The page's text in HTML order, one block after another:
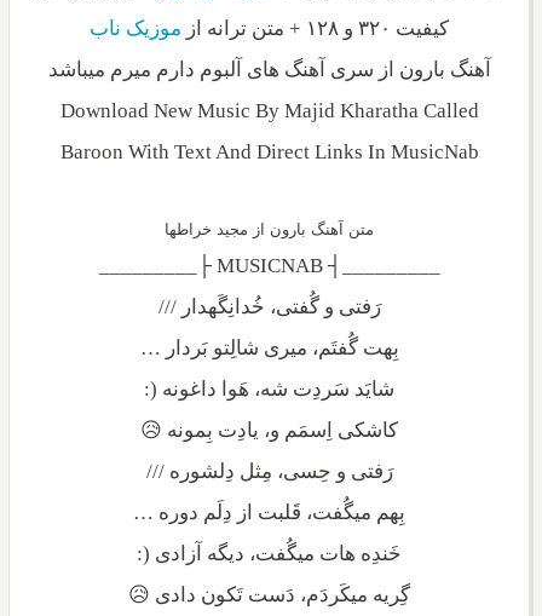
کیفیت ۳۲۰ و ۱۲۸ + متن ترانه از
موزیک ناب
آهنگ بارون از سری آهنگ های آلبوم دارم میرم میباشد
Download New Music By Majid Kharatha Called
Baroon With Text And Direct Links In MusicNab
متن آهنگ بارون از مجید خراطها
_________┤ MUSICNAB ├_________
رَفتی و گُفتی، خُدانِگَهدار ///
بِهت گُفتَم، میری شالِتو بَردار …
شایَد سَردِت شه، هَوا داغونه (:
کاشکی اِسمَم و، یادِت بِمونه 😥
رَفتی و حِسی، مِثل دِلشوره ///
بِهم میگُفت، قَلبت از دِلَم دوره …
خَندِه هات میگُفت، دیگه آزادی (:
گِریه میکَردَم، دَست تَکون دادی 😥